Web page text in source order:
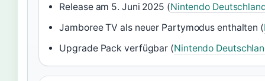
Release am 5. Juni 2025 (Nintendo
Jamboree TV als neuer Partymodus enthalten (
Upgrade Pack verfügbar (Nintendo